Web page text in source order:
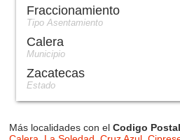
Fraccionamiento
Tipo Asentamiento
Calera
Municipio
Zacatecas
Estado
Más localidades con el Codigo